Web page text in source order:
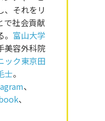
、それをリ
で社会貢献
富山大学
美容外科院
ック東京田
士。
、
、